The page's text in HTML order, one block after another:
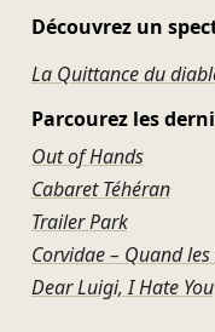
Découvrez un
La Quittance du
Parcourez les
Out of Hands
Cabaret Téhéran
Trailer Park
Corvidae – Quand
Dear Luigi, I Hate You